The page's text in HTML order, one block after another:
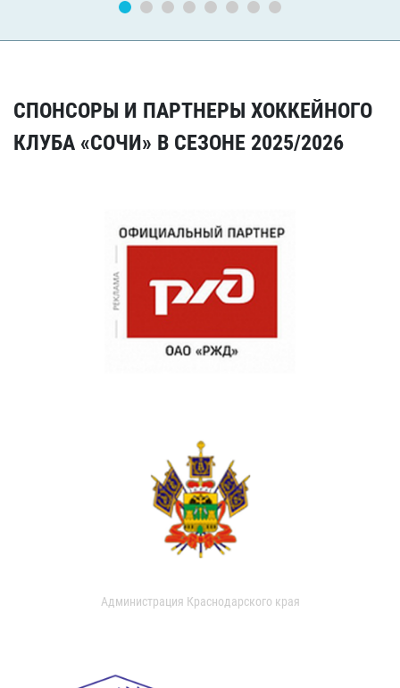
СПОНСОРЫ И ПАРТНЕРЫ ХОККЕЙНОГО
КЛУБА «СОЧИ» В СЕЗОНЕ 2025/2026
Администрация Краснодарского края